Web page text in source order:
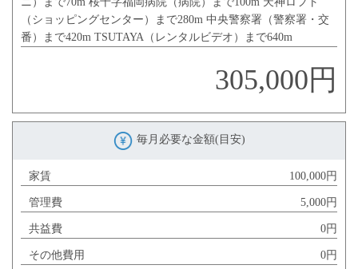
（ショッピングセンター）まで280m 中央警察署（警察署・交
番）まで420m TSUTAYA（レンタルビデオ）まで640m
305,000円
毎月必要な金額(目安)
家賃 100,000円
管理費 5,000円
共益費 0円
その他費用 0円